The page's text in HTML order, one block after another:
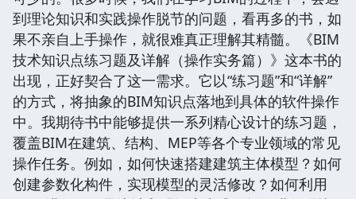
到理论知识和实践操作脱节的问题，看再多的书，如
果不亲自上手操作，就很难真正理解其精髓。《BIM
技术知识点练习题及详解（操作实务篇）》这本书的
出现，正好契合了这一需求。它以“练习题”和“详解”
的方式，将抽象的BIM知识点落地到具体的软件操作
中。我期待书中能够提供一系列精心设计的练习题，
覆盖BIM在建筑、结构、MEP等各个专业领域的常见
操作任务。例如，如何快速搭建建筑主体模型？如何
创建参数化构件，实现模型的灵活修改？如何利用